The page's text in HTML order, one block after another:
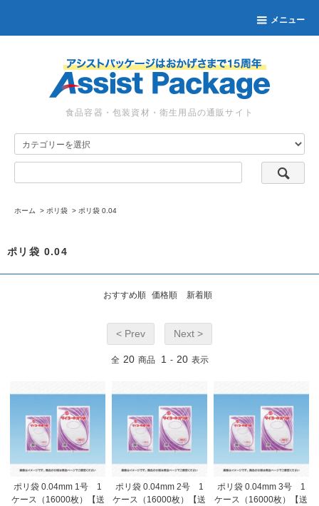
メニュー
食品容器・包装資材・衛生用品の通販サイト
ホーム > ポリ袋 > ポリ袋 0.04
ポリ袋 0.04
おすすめ順 価格順 新着順
< Prev Next >
全 20 商品 1 - 20 表示
ポリ袋 0.04mm 1号 1
ケース（16000枚）【送
ポリ袋 0.04mm 2号 1
ケース（16000枚）【送
ポリ袋 0.04mm 3号 1
ケース（16000枚）【送